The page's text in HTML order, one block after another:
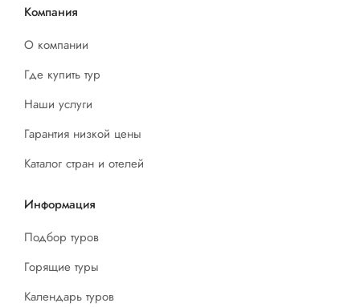
Компания
О компании
Где купить тур
Наши услуги
Гарантия низкой цены
Каталог стран и отелей
Информация
Подбор туров
Горящие туры
Календарь туров